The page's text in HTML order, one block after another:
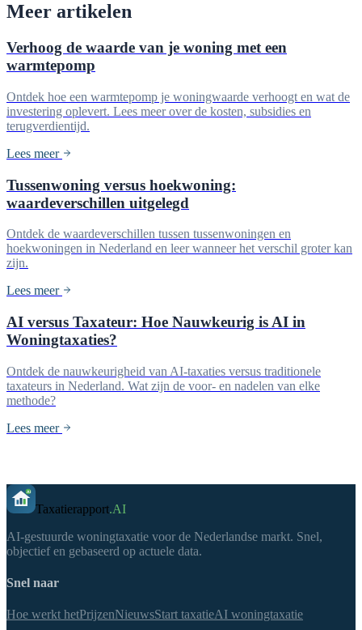
Meer artikelen
Verhoog de waarde van je woning met een
warmtepomp
Ontdek hoe een warmtepomp je woningwaarde verhoogt en wat de
investering oplevert. Lees meer over de kosten, subsidies en
terugverdientijd.
Lees meer
Tussenwoning versus hoekwoning:
waardeverschillen uitgelegd
Ontdek de waardeverschillen tussen tussenwoningen en
hoekwoningen in Nederland en leer wanneer het verschil groter kan
zijn.
Lees meer
AI versus Taxateur: Hoe Nauwkeurig is AI in
Woningtaxaties?
Ontdek de nauwkeurigheid van AI-taxaties versus traditionele
taxateurs in Nederland. Wat zijn de voor- en nadelen van elke
methode?
Lees meer
Taxatierapport.AI
AI-gestuurde woningtaxatie voor de Nederlandse markt. Snel,
objectief en gebaseerd op actuele data.
Snel naar
Hoe werkt hetPrijzenNieuwsStart taxatieAI woningtaxatie